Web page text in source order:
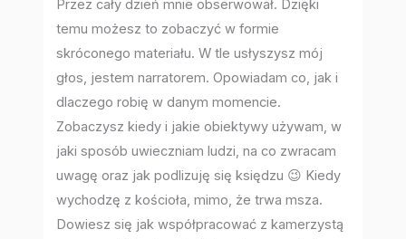
Przez cały dzień mnie obserwował. Dzięki
temu możesz to zobaczyć w formie
skróconego materiału. W tle usłyszysz mój
głos, jestem narratorem. Opowiadam co, jak i
dlaczego robię w danym momencie.
Zobaczysz kiedy i jakie obiektywy używam, w
jaki sposób uwieczniam ludzi, na co zwracam
uwagę oraz jak podlizuję się księdzu 😉 Kiedy
wychodzę z kościoła, mimo, że trwa msza.
Dowiesz się jak współpracować z kamerzystą